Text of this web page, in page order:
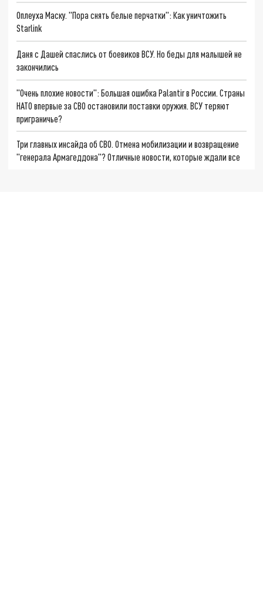
Оплеуха Маску. "Пора снять белые перчатки": Как уничтожить
Starlink
Даня с Дашей спаслись от боевиков ВСУ. Но беды для малышей не
закончились
"Очень плохие новости": Большая ошибка Palantir в России. Страны
НАТО впервые за СВО остановили поставки оружия. ВСУ теряют
приграничье?
Три главных инсайда об СВО. Отмена мобилизации и возвращение
"генерала Армагеддона"? Отличные новости, которые ждали все